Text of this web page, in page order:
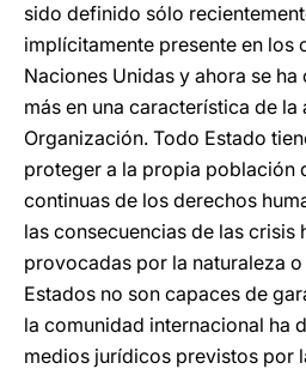
sido definido sólo
implícitamente presente en los
Naciones Unidas y ahora se
más en una característica de
Organización. Todo Estado
proteger a la propia población
continuas de los derechos
las consecuencias de las crisis
provocadas por la naturaleza
Estados no son capaces de
la comunidad internacional ha
medios jurídicos previstos por